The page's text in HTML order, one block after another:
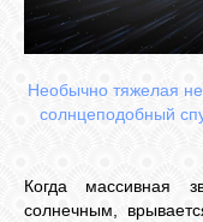
Необычно тяжелая
солнцеподобный
Когда массивная
солнечным,